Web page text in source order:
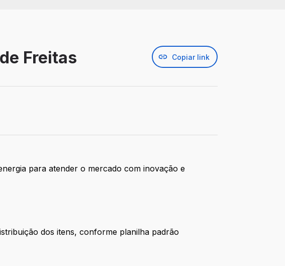
Freitas Copiar link
para atender o mercado com inovação e
dos itens, conforme planilha padrão